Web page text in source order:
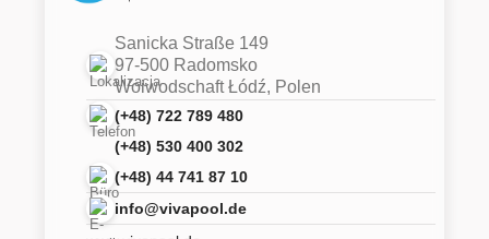
Sanicka Straße 149
97-500 Radomsko
Woiwodschaft Łódź, Polen
(+48) 722 789 480
(+48) 530 400 302
(+48) 44 741 87 10
info@vivapool.de